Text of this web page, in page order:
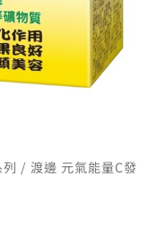
/ 渡邊 元氣能量C發
336。